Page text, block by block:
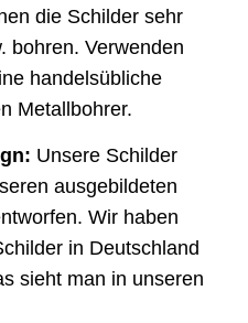
die Schilder sehr
bohren. Verwenden
handelsübliche
Metallbohrer.
Unsere Schilder
ausgebildeten
Wir haben
in Deutschland
sieht man in unseren